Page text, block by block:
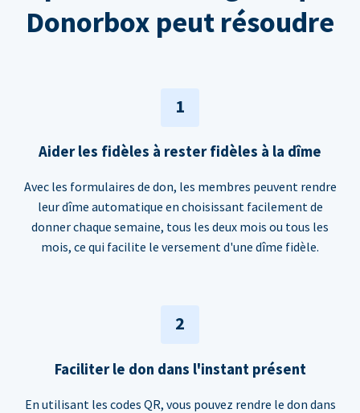
Donorbox peut résoudre
1
Aider les fidèles à rester fidèles à la dîme
Avec les formulaires de don, les membres peuvent rendre
leur dîme automatique en choisissant facilement de
donner chaque semaine, tous les deux mois ou tous les
mois, ce qui facilite le versement d'une dîme fidèle.
2
Faciliter le don dans l'instant présent
En utilisant les codes QR, vous pouvez rendre le don dans